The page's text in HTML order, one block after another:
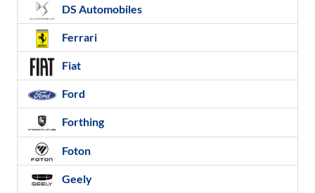
DS Automobiles
Ferrari
Fiat
Ford
Forthing
Foton
Geely